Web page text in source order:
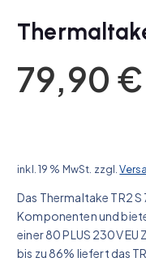
79,90 €
inkl. 19 % MwSt. zzgl.
Das Thermaltake TR2
Komponenten und
einer 80 PLUS 230V
bis zu 86% liefert das